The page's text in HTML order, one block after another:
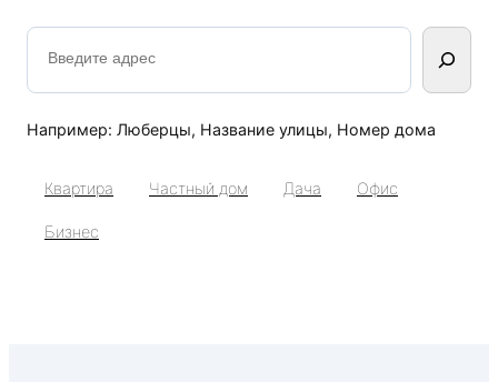
Поиск
Например: Люберцы, Название улицы, Номер дома
Квартира Частный дом Дача Офис
Бизнес